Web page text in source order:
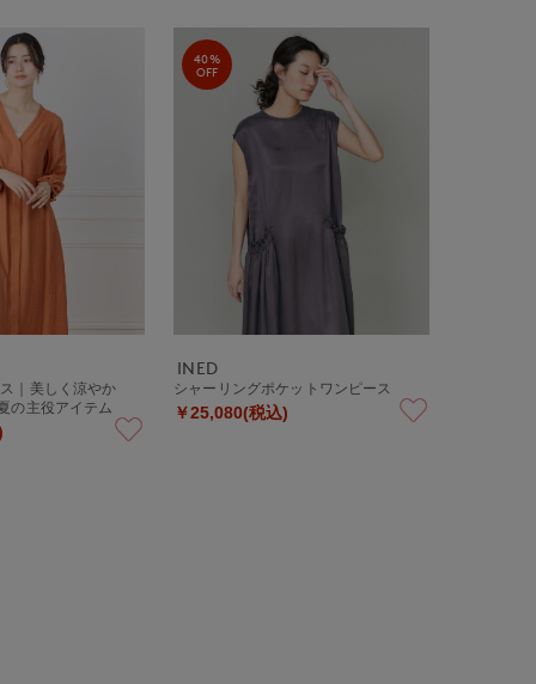
｜美しく涼やか
の主役アイテム
40%
OFF
INED
シャーリングポケットワンピース
￥25,080(税込)